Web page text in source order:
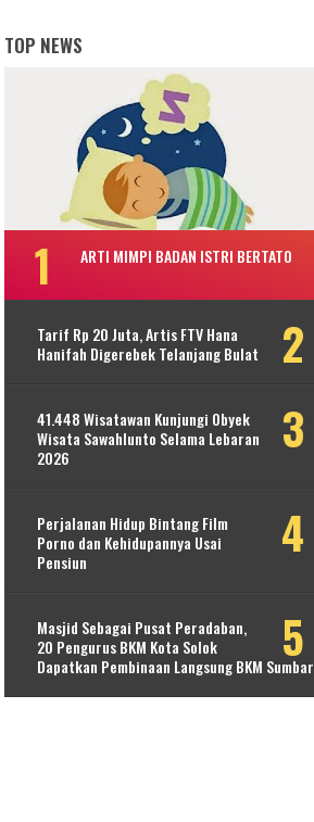
TOP NEWS
ARTI MIMPI BADAN ISTRI BERTATO
Tarif Rp 20 Juta, Artis FTV Hana
Hanifah Digerebek Telanjang Bulat
41.448 Wisatawan Kunjungi Obyek
Wisata Sawahlunto Selama Lebaran
2026
Perjalanan Hidup Bintang Film
Porno dan Kehidupannya Usai
Pensiun
Masjid Sebagai Pusat Peradaban,
20 Pengurus BKM Kota Solok
Dapatkan Pembinaan Langsung BKM Sumbar